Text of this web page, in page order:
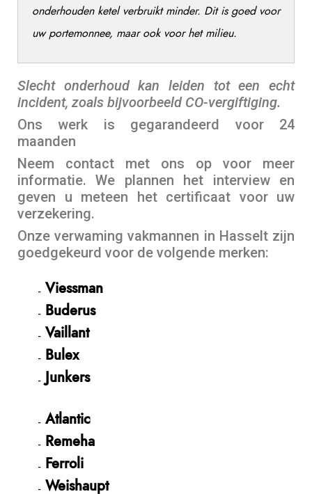
onderhouden ketel verbruikt minder. Dit is goed voor
uw portemonnee, maar ook voor het milieu.
Slecht onderhoud kan leiden tot een echt
incident, zoals bijvoorbeeld CO-vergiftiging.
Ons werk is gegarandeerd voor 24
maanden
Neem contact met ons op voor meer
informatie. We plannen het interview en
geven u meteen het certificaat voor uw
verzekering.
Onze verwaming vakmannen in Hasselt zijn
goedgekeurd voor de volgende merken:
Viessman
Buderus
Vaillant
Bulex
Junkers
Atlantic
Remeha
Ferroli
Weishaupt